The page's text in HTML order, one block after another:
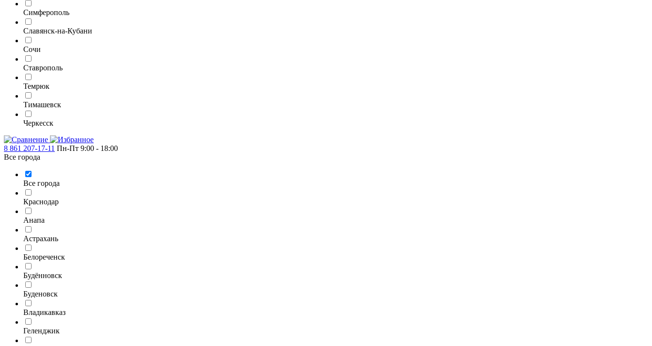
Симферополь
Славянск-на-Кубани
Сочи
Ставрополь
Темрюк
Тимашевск
Черкесск
8 861 207-17-11 Пн-Пт 9:00 - 18:00
Все города
Все города
Краснодар
Анапа
Астрахань
Белореченск
Будённовск
Буденовск
Владикавказ
Геленджик